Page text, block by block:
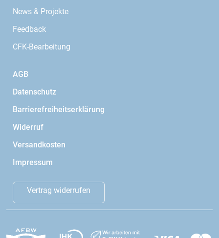
News & Projekte
Feedback
CFK-Bearbeitung
AGB
Datenschutz
Barrierefreiheitserklärung
Widerruf
Versandkosten
Impressum
Vertrag widerrufen